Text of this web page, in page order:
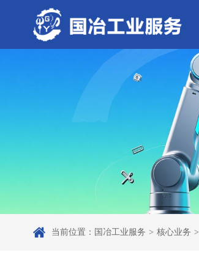
机电 安装
当前位置： 国冶工业服务 > 核心业务 >